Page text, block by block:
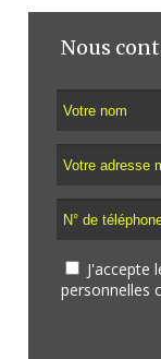
Nous
J'accepte
personnelles